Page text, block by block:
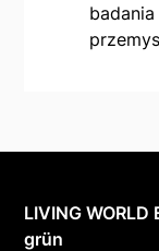
LIVING
grün